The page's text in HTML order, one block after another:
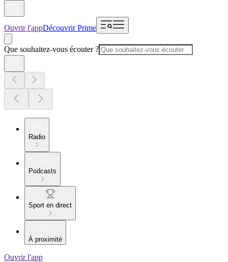
Ouvrir l'appDécouvrir Prime
Que souhaitez-vous écouter ?
Radio
Podcasts
Sport en direct
À proximité
Ouvrir l'app